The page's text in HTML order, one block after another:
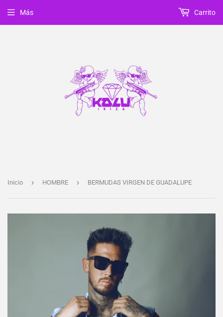
Más Carrito
Inicio › HOMBRE › BERMUDAS VIRGEN DE GUADALUPE